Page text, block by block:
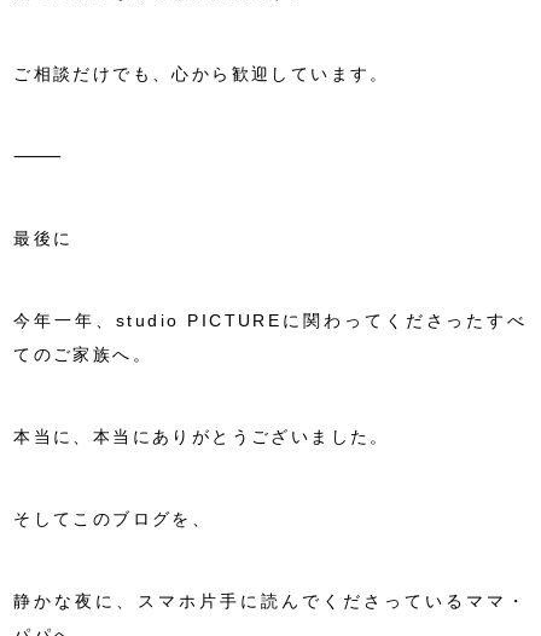
ご相談だけでも、心から歓迎しています。
⸻
最後に
今年一年、studio PICTUREに関わってくださったすべ
てのご家族へ。
本当に、本当にありがとうございました。
そしてこのブログを、
静かな夜に、スマホ片手に読んでくださっているママ・